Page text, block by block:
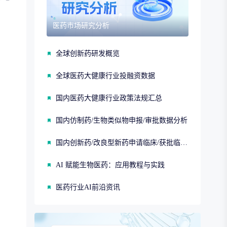
医药市场研究分析
全球创新药研发概览
全球医药大健康行业投融资数据
国内医药大健康行业政策法规汇总
国内仿制药/生物类似物申报/审批数据分析
国内创新药/改良型新药申请临床/获批临床/申请上市/获批上市数据分析
AI 赋能生物医药：应用教程与实践
医药行业AI前沿资讯